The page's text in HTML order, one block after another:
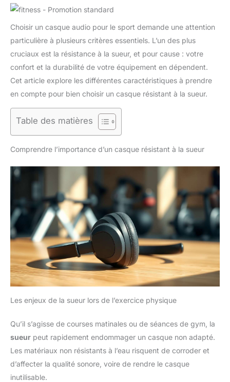
Choisir un casque audio pour le sport demande une attention
particulière à plusieurs critères essentiels. L’un des plus
cruciaux est la résistance à la sueur, et pour cause : votre
confort et la durabilité de votre équipement en dépendent.
Cet article explore les différentes caractéristiques à prendre
en compte pour bien choisir un casque résistant à la sueur.
Table des matières
Comprendre l’importance d’un casque résistant à la sueur
Les enjeux de la sueur lors de l’exercice physique
Qu’il s’agisse de courses matinales ou de séances de gym, la
sueur peut rapidement endommager un casque non adapté.
Les matériaux non résistants à l’eau risquent de corroder et
d’affecter la qualité sonore, voire de rendre le casque
inutilisable.